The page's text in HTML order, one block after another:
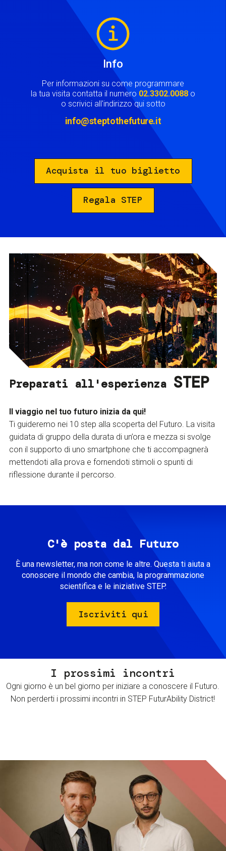
Info
Per informazioni su come programmare
la tua visita contatta il numero 02.3302.0088 o
o scrivici all'indirizzo qui sotto
info@steptothefuture.it
Acquista il tuo biglietto
Regala STEP
Preparati all'esperienza STEP
Il viaggio nel tuo futuro inizia da qui!
Ti guideremo nei 10 step alla scoperta del Futuro. La visita
guidata di gruppo della durata di un’ora e mezza si svolge
con il supporto di uno smartphone che ti accompagnerà
mettendoti alla prova e fornendoti stimoli o spunti di
riflessione durante il percorso.
C'è posta dal Futuro
È una newsletter, ma non come le altre. Questa ti aiuta a
conoscere il mondo che cambia, la programmazione
scientifica e le iniziative STEP.
Iscriviti qui
I prossimi incontri
Ogni giorno è un bel giorno per iniziare a conoscere il Futuro.
Non perderti i prossimi incontri in STEP FuturAbility District!